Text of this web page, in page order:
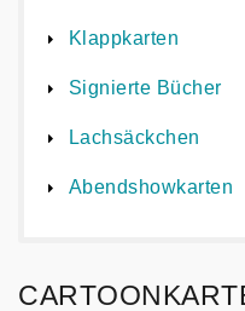
Klappkarten
Signierte Bücher
Lachsäckchen
Abendshowkarten